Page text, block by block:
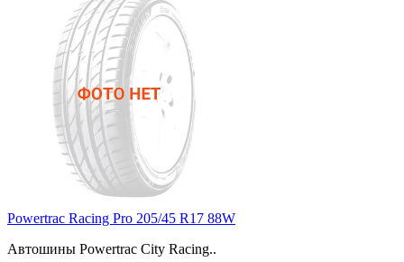
Powertrac Racing Pro 205/45 R17 88W
Автошины Powertrac City Racing..